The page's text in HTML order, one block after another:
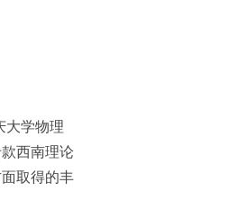
大学物理
西南理论
取得的丰